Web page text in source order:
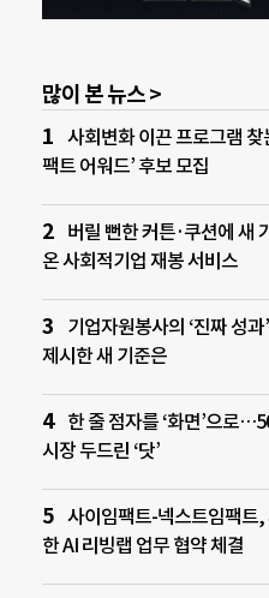
많이 본 뉴스 >
사회변화 이끈 프로그램
팩트 어워드’ 후보 모집
버릴 뻔한 커튼·쿠션에 새
온 사회적기업 재봉 서비스
기업자원봉사의 ‘진짜 성
제시한 새 기준은
한 줄 점자를 ‘화면’으로
시장 두드린 ‘닷’
사이임팩트-넥스트임팩트,
한 AI 리빙랩 업무 협약 체결